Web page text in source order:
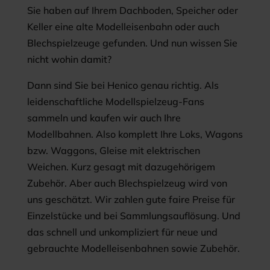
Sie haben auf Ihrem Dachboden, Speicher oder
Keller eine alte Modelleisenbahn oder auch
Blechspielzeuge gefunden. Und nun wissen Sie
nicht wohin damit?
Dann sind Sie bei Henico genau richtig. Als
leidenschaftliche Modellspielzeug-Fans
sammeln und kaufen wir auch Ihre
Modellbahnen. Also komplett Ihre Loks, Wagons
bzw. Waggons, Gleise mit elektrischen
Weichen. Kurz gesagt mit dazugehörigem
Zubehör. Aber auch Blechspielzeug wird von
uns geschätzt. Wir zahlen gute faire Preise für
Einzelstücke und bei Sammlungsauflösung. Und
das schnell und unkompliziert für neue und
gebrauchte Modelleisenbahnen sowie Zubehör.